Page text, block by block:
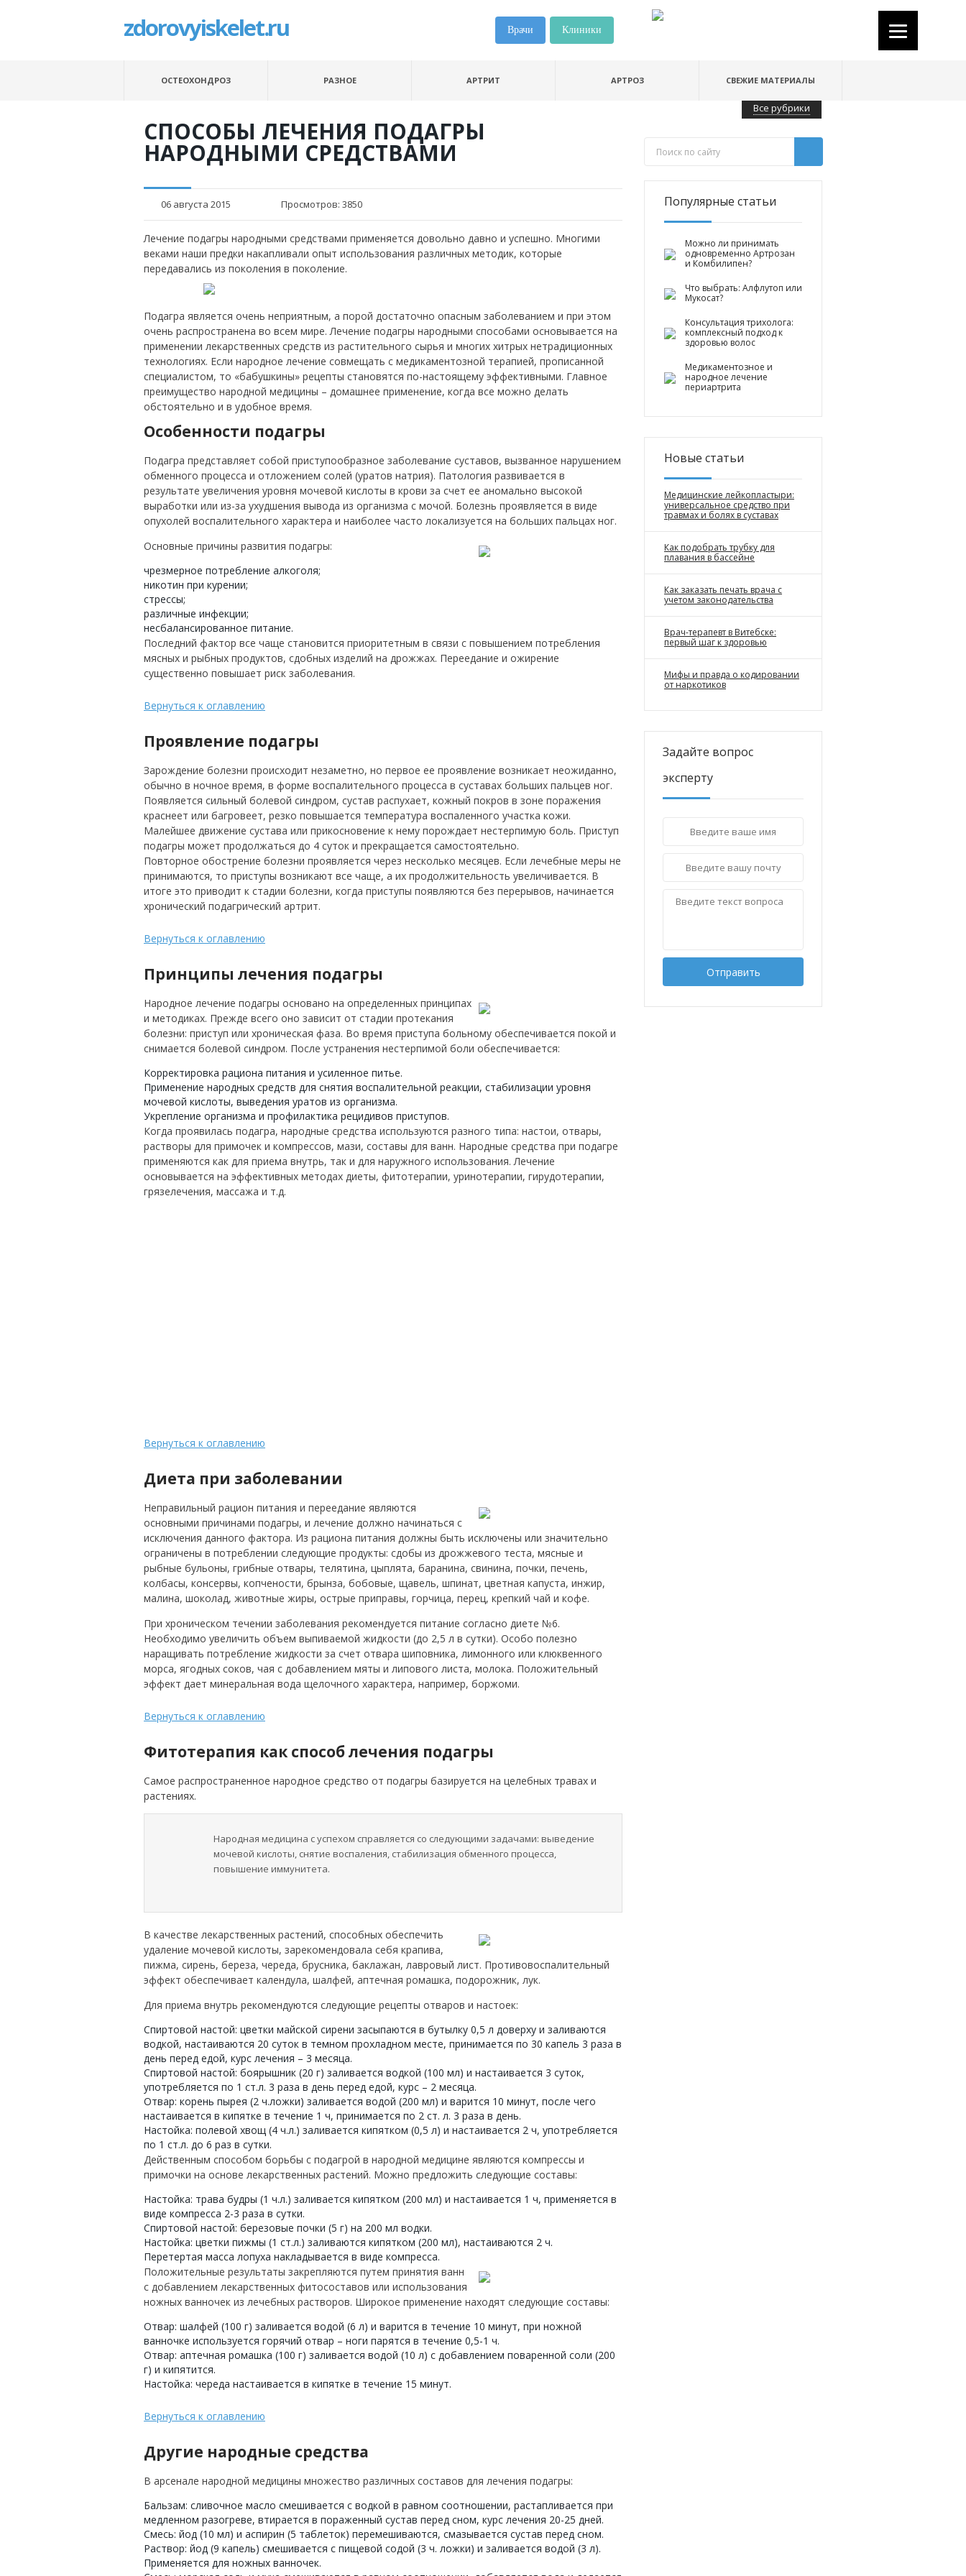
zdorovyiskelet.ru Клиники
Врачи
ОСТЕОХОНДРОЗ РАЗНОЕ АРТРИТ АРТРОЗ СВЕЖИЕ МАТЕРИАЛЫ
Все рубрики
СПОСОБЫ ЛЕЧЕНИЯ ПОДАГРЫ
НАРОДНЫМИ СРЕДСТВАМИ
06 августа 2015 Просмотров: 3850
Лечение подагры народными средствами применяется довольно давно и успешно. Многими
веками наши предки накапливали опыт использования различных методик, которые
передавались из поколения в поколение.
Подагра является очень неприятным, а порой достаточно опасным заболеванием и при этом
очень распространена во всем мире. Лечение подагры народными способами основывается на
применении лекарственных средств из растительного сырья и многих хитрых нетрадиционных
технологиях. Если народное лечение совмещать с медикаментозной терапией, прописанной
специалистом, то «бабушкины» рецепты становятся по-настоящему эффективными. Главное
преимущество народной медицины – домашнее применение, когда все можно делать
обстоятельно и в удобное время.
Особенности подагры
Подагра представляет собой приступообразное заболевание суставов, вызванное нарушением
обменного процесса и отложением солей (уратов натрия). Патология развивается в
результате увеличения уровня мочевой кислоты в крови за счет ее аномально высокой
выработки или из-за ухудшения вывода из организма с мочой. Болезнь проявляется в виде
опухолей воспалительного характера и наиболее часто локализуется на больших пальцах ног.
Основные причины развития подагры:
чрезмерное потребление алкоголя;
никотин при курении;
стрессы;
различные инфекции;
несбалансированное питание.
Последний фактор все чаще становится приоритетным в связи с повышением потребления
мясных и рыбных продуктов, сдобных изделий на дрожжах. Переедание и ожирение
существенно повышает риск заболевания.
Вернуться к оглавлению
Проявление подагры
Зарождение болезни происходит незаметно, но первое ее проявление возникает неожиданно,
обычно в ночное время, в форме воспалительного процесса в суставах больших пальцев ног.
Появляется сильный болевой синдром, сустав распухает, кожный покров в зоне поражения
краснеет или багровеет, резко повышается температура воспаленного участка кожи.
Малейшее движение сустава или прикосновение к нему порождает нестерпимую боль. Приступ
подагры может продолжаться до 4 суток и прекращается самостоятельно.
Повторное обострение болезни проявляется через несколько месяцев. Если лечебные меры не
принимаются, то приступы возникают все чаще, а их продолжительность увеличивается. В
итоге это приводит к стадии болезни, когда приступы появляются без перерывов, начинается
хронический подагрический артрит.
Вернуться к оглавлению
Принципы лечения подагры
Народное лечение подагры основано на определенных принципах
и методиках. Прежде всего оно зависит от стадии протекания
болезни: приступ или хроническая фаза. Во время приступа больному обеспечивается покой и
снимается болевой синдром. После устранения нестерпимой боли обеспечивается:
Корректировка рациона питания и усиленное питье.
Применение народных средств для снятия воспалительной реакции, стабилизации уровня
мочевой кислоты, выведения уратов из организма.
Укрепление организма и профилактика рецидивов приступов.
Когда проявилась подагра, народные средства используются разного типа: настои, отвары,
растворы для примочек и компрессов, мази, составы для ванн. Народные средства при подагре
применяются как для приема внутрь, так и для наружного использования. Лечение
основывается на эффективных методах диеты, фитотерапии, уринотерапии, гирудотерапии,
грязелечения, массажа и т.д.
Вернуться к оглавлению
Диета при заболевании
Неправильный рацион питания и переедание являются
основными причинами подагры, и лечение должно начинаться с
исключения данного фактора. Из рациона питания должны быть исключены или значительно
ограничены в потреблении следующие продукты: сдобы из дрожжевого теста, мясные и
рыбные бульоны, грибные отвары, телятина, цыплята, баранина, свинина, почки, печень,
колбасы, консервы, копчености, брынза, бобовые, щавель, шпинат, цветная капуста, инжир,
малина, шоколад, животные жиры, острые приправы, горчица, перец, крепкий чай и кофе.
При хроническом течении заболевания рекомендуется питание согласно диете №6.
Необходимо увеличить объем выпиваемой жидкости (до 2,5 л в сутки). Особо полезно
наращивать потребление жидкости за счет отвара шиповника, лимонного или клюквенного
морса, ягодных соков, чая с добавлением мяты и липового листа, молока. Положительный
эффект дает минеральная вода щелочного характера, например, боржоми.
Вернуться к оглавлению
Фитотерапия как способ лечения подагры
Самое распространенное народное средство от подагры базируется на целебных травах и
растениях.
Народная медицина с успехом справляется со следующими задачами: выведение
мочевой кислоты, снятие воспаления, стабилизация обменного процесса,
повышение иммунитета.
В качестве лекарственных растений, способных обеспечить
удаление мочевой кислоты, зарекомендовала себя крапива,
пижма, сирень, береза, череда, брусника, баклажан, лавровый лист. Противовоспалительный
эффект обеспечивает календула, шалфей, аптечная ромашка, подорожник, лук.
Для приема внутрь рекомендуются следующие рецепты отваров и настоек:
Спиртовой настой: цветки майской сирени засыпаются в бутылку 0,5 л доверху и заливаются
водкой, настаиваются 20 суток в темном прохладном месте, принимается по 30 капель 3 раза в
день перед едой, курс лечения – 3 месяца.
Спиртовой настой: боярышник (20 г) заливается водкой (100 мл) и настаивается 3 суток,
употребляется по 1 ст.л. 3 раза в день перед едой, курс – 2 месяца.
Отвар: корень пырея (2 ч.ложки) заливается водой (200 мл) и варится 10 минут, после чего
настаивается в кипятке в течение 1 ч, принимается по 2 ст. л. 3 раза в день.
Настойка: полевой хвощ (4 ч.л.) заливается кипятком (0,5 л) и настаивается 2 ч, употребляется
по 1 ст.л. до 6 раз в сутки.
Действенным способом борьбы с подагрой в народной медицине являются компрессы и
примочки на основе лекарственных растений. Можно предложить следующие составы:
Настойка: трава будры (1 ч.л.) заливается кипятком (200 мл) и настаивается 1 ч, применяется в
виде компресса 2-3 раза в сутки.
Спиртовой настой: березовые почки (5 г) на 200 мл водки.
Настойка: цветки пижмы (1 ст.л.) заливаются кипятком (200 мл), настаиваются 2 ч.
Перетертая масса лопуха накладывается в виде компресса.
Положительные результаты закрепляются путем принятия ванн
с добавлением лекарственных фитосоставов или использования
ножных ванночек из лечебных растворов. Широкое применение находят следующие составы:
Отвар: шалфей (100 г) заливается водой (6 л) и варится в течение 10 минут, при ножной
ванночке используется горячий отвар – ноги парятся в течение 0,5-1 ч.
Отвар: аптечная ромашка (100 г) заливается водой (10 л) с добавлением поваренной соли (200
г) и кипятится.
Настойка: череда настаивается в кипятке в течение 15 минут.
Вернуться к оглавлению
Другие народные средства
В арсенале народной медицины множество различных составов для лечения подагры:
Бальзам: сливочное масло смешивается с водкой в равном соотношении, растапливается при
медленном разогреве, втирается в пораженный сустав перед сном, курс лечения 20-25 дней.
Смесь: йод (10 мл) и аспирин (5 таблеток) перемешиваются, смазывается сустав перед сном.
Раствор: йод (9 капель) смешивается с пищевой содой (3 ч. ложки) и заливается водой (3 л).
Применяется для ножных ванночек.
Популярные статьи
Можно ли принимать
одновременно Артрозан
и Комбилипен?
Что выбрать: Алфлутоп или
Мукосат?
Консультация трихолога:
комплексный подход к
здоровью волос
Медикаментозное и
народное лечение
периартрита
Новые статьи
Медицинские лейкопластыри:
универсальное средство при
травмах и болях в суставах
Как подобрать трубку для
плавания в бассейне
Как заказать печать врача с
учетом законодательства
Врач-терапевт в Витебске:
первый шаг к здоровью
Мифы и правда о кодировании
от наркотиков
Задайте вопрос
эксперту